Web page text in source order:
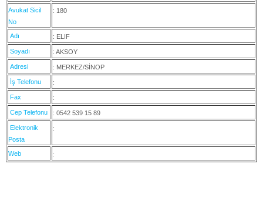
Avukat Sicil
No
: 180
Adı : ELIF
Soyadı : AKSOY
Adresi : MERKEZ/SİNOP
İş Telefonu :
Fax :
Cep Telefonu : 0542 539 15 89
Elektronik
Posta
:
Web :